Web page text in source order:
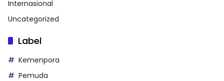
Internasional
Uncategorized
Label
Kemenpora
Pemuda